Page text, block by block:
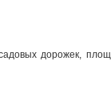
дорожек,